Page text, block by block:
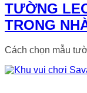
TƯỜNG
TRONG
Cách chọn mẫu